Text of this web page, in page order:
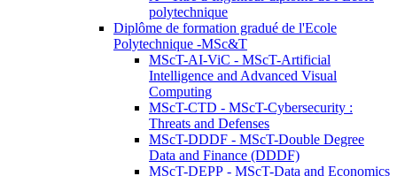
polytechnique
Diplôme de formation gradué de l'Ecole
Polytechnique -MSc&T
MScT-AI-ViC - MScT-Artificial
Intelligence and Advanced Visual
Computing
MScT-CTD - MScT-Cybersecurity :
Threats and Defenses
MScT-DDDF - MScT-Double Degree
Data and Finance (DDDF)
MScT-DEPP - MScT-Data and Economics